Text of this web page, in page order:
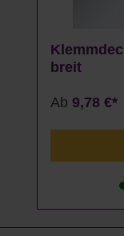
breit
Ab 9,78 €*